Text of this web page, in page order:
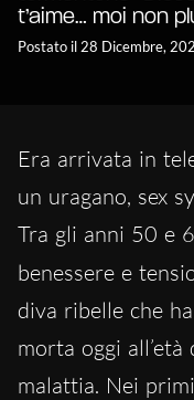
t’aime… moi non
Postato il 28 Dicembre,
Era arrivata in
un uragano, sex
Tra gli anni 50 e
benessere e
diva ribelle che
morta oggi
malattia. Nei